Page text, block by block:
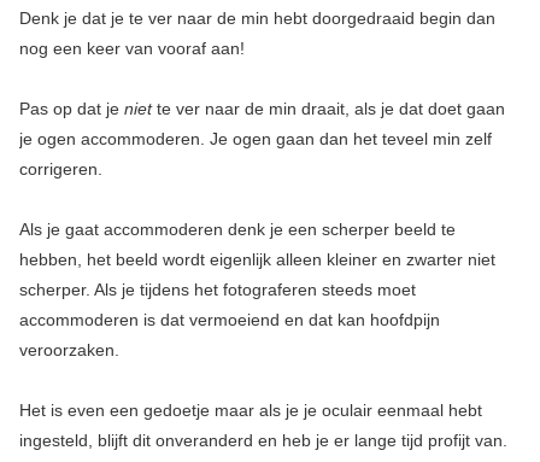
Denk je dat je te ver naar de min hebt doorgedraaid begin dan
nog een keer van vooraf aan!
Pas op dat je niette ver naar de min draait, als je dat doet gaan
je ogen accommoderen. Je ogen gaan dan het teveel min zelf
corrigeren.
Als je gaat accommoderen denk je een scherper beeld te
hebben, het beeld wordt eigenlijk alleen kleiner en zwarter niet
scherper. Als je tijdens het fotograferen steeds moet
accommoderen is dat vermoeiend en dat kan hoofdpijn
veroorzaken.
Het is even een gedoetje maar als je je oculair eenmaal hebt
ingesteld, blijft dit onveranderd en heb je er lange tijd profijt van.